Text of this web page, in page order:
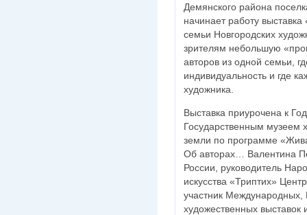
Демянского района
начинает работу
семьи Новгородских
зрителям небольшую
авторов из одной семьи,
индивидуальность и где
художника.
Выставка приурочена к
Государственным музеем
земли по программе
Об авторах… Валентина
России, руководитель
искусства «Триптих»
участник Международных,
художественных выставок